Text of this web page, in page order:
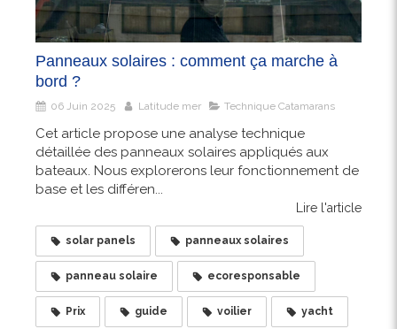
Panneaux solaires : comment ça marche à
bord ?
06 Juin 2025 Latitude mer Technique Catamarans
Cet article propose une analyse technique
détaillée des panneaux solaires appliqués aux
bateaux. Nous explorerons leur fonctionnement de
base et les différen...
Lire l'article
solar panels panneaux solaires
panneau solaire ecoresponsable
Prix guide voilier yacht